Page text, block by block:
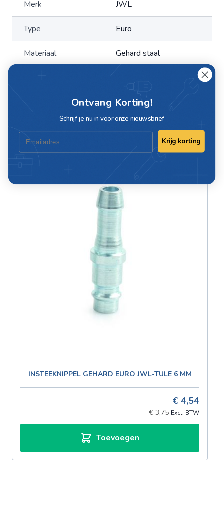
Merk JWL
Type Euro
Materiaal Gehard staal
Schrijf ook een review
Ook interessant voor jou?
INSTEEKNIPPEL GEHARD EURO JWL-TULE 6 MM
€ 4,54
€ 3,75
Toevoegen
Ontvang Korting!
Schrijf je nu in voor onze nieuwsbrief
Email
Krijg korting